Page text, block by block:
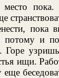
пока.
пока
потому и
ищи.